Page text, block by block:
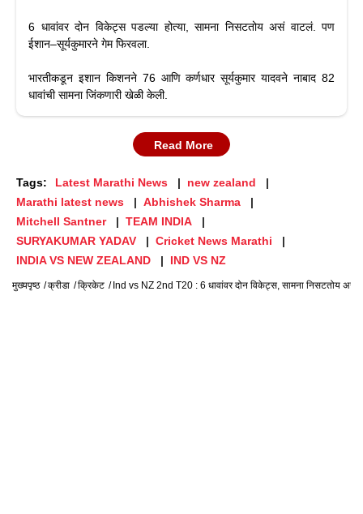
6 धावांवर दोन विकेट्स पडल्या होत्या, सामना निसटतोय असं वाटलं. पण
ईशान–सूर्यकुमारने गेम फिरवला.
भारतीकडून इशान किशनने 76 आणि कर्णधार सूर्यकुमार यादवने नाबाद 82
धावांची सामना जिंकणारी खेळी केली.
Read More
Tags: Latest Marathi News
new zealand
Marathi latest news
Abhishek Sharma
Mitchell Santner
TEAM INDIA
SURYAKUMAR YADAV
Cricket News Marathi
INDIA VS NEW ZEALAND
IND VS NZ
मुख्यपृष्ठ क्रीडा क्रिकेट Ind vs NZ 2nd T20 : 6 धावांवर दोन विकेट्स, सामना निसटतोय असं